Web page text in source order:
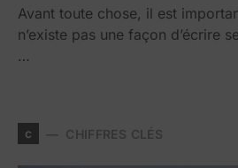
Avant toute chose, il est
n’existe pas une façon d’écrire
…
c CHIFFRES CLÉS